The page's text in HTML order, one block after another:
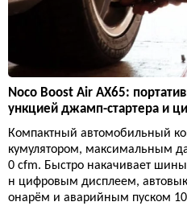
Noco Boost Air AX65:
ункцией джамп-стартера и
Компактный автомобильный
кумулятором, максимальным
0 cfm. Быстро накачивает
н цифровым дисплеем,
онарём и аварийным пуском